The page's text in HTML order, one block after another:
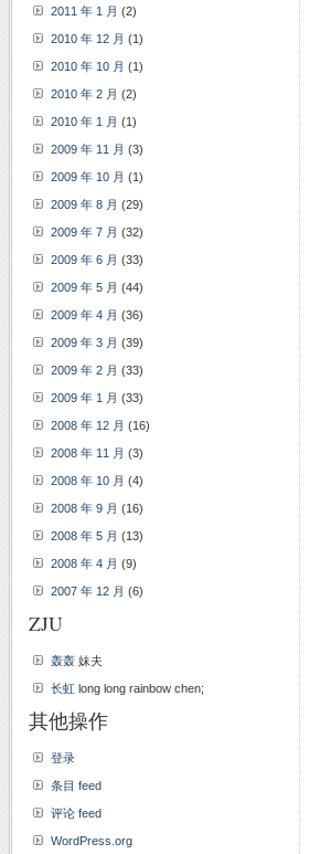
2011 年 1 月 (2)
2010 年 12 月 (1)
2010 年 10 月 (1)
2010 年 2 月 (2)
2010 年 1 月 (1)
2009 年 11 月 (3)
2009 年 10 月 (1)
2009 年 8 月 (29)
2009 年 7 月 (32)
2009 年 6 月 (33)
2009 年 5 月 (44)
2009 年 4 月 (36)
2009 年 3 月 (39)
2009 年 2 月 (33)
2009 年 1 月 (33)
2008 年 12 月 (16)
2008 年 11 月 (3)
2008 年 10 月 (4)
2008 年 9 月 (16)
2008 年 5 月 (13)
2008 年 4 月 (9)
2007 年 12 月 (6)
ZJU
轰轰 妹夫
长虹 long long rainbow chen;
其他操作
登录
条目 feed
评论 feed
WordPress.org